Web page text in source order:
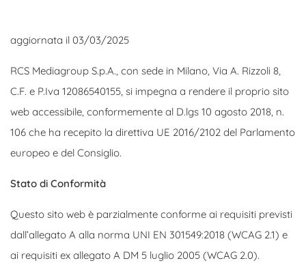
aggiornata il 03/03/2025
RCS Mediagroup S.p.A., con sede in Milano, Via A. Rizzoli 8,
C.F. e P.Iva 12086540155, si impegna a rendere il proprio sito
web accessibile, conformemente al D.lgs 10 agosto 2018, n.
106 che ha recepito la direttiva UE 2016/2102 del Parlamento
europeo e del Consiglio.
Stato di Conformità
Questo sito web è parzialmente conforme ai requisiti previsti
dall’allegato A alla norma UNI EN 301549:2018 (WCAG 2.1) e
ai requisiti ex allegato A DM 5 luglio 2005 (WCAG 2.0).